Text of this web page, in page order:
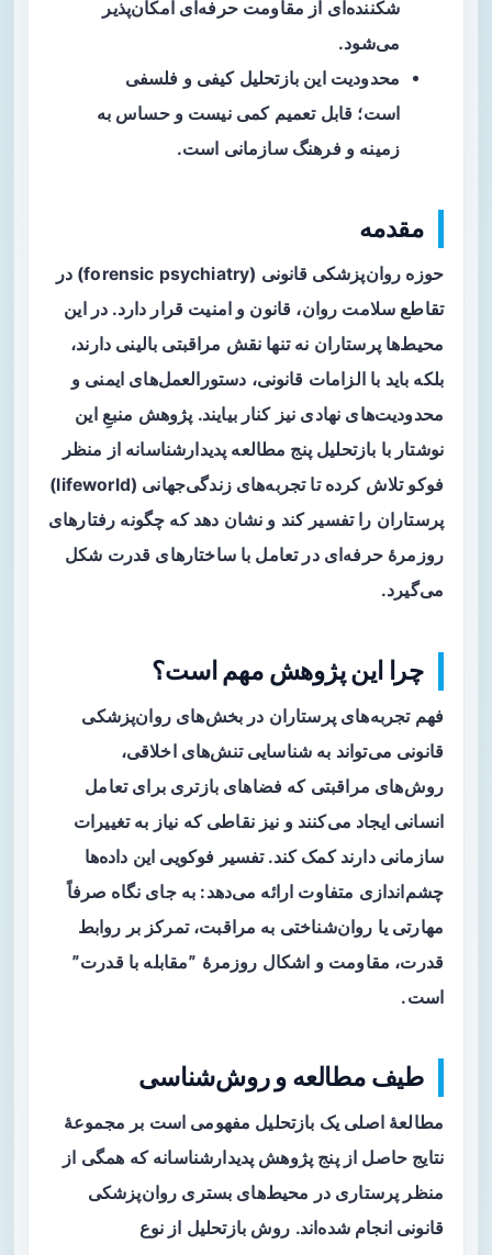
شکننده‌ای از مقاومت حرفه‌ای امکان‌پذیر
می‌شود.
محدودیت این بازتحلیل کیفی و فلسفی
است؛ قابل تعمیم کمی نیست و حساس به
زمینه و فرهنگ سازمانی است.
مقدمه
حوزه روان‌پزشکی قانونی
(forensic psychiatry) در
تقاطع سلامت روان، قانون و امنیت قرار دارد. در این
محیط‌ها پرستاران نه تنها نقش مراقبتی بالینی دارند،
بلکه باید با الزامات قانونی، دستورالعمل‌های ایمنی و
محدودیت‌های نهادی نیز کنار بیایند. پژوهش منبعِ این
نوشتار با بازتحلیل پنج مطالعه پدیدارشناسانه از منظر
فوکو تلاش کرده تا تجربه‌های زندگی‌جهانی (lifeworld)
پرستاران را تفسیر کند و نشان دهد که چگونه رفتارهای
روزمرهٔ حرفه‌ای در تعامل با ساختارهای قدرت شکل
می‌گیرد.
چرا این پژوهش مهم است؟
فهم تجربه‌های پرستاران در بخش‌های روان‌پزشکی
قانونی می‌تواند به شناسایی تنش‌های اخلاقی،
روش‌های مراقبتی که فضاهای بازتری برای تعامل
انسانی ایجاد می‌کنند و نیز نقاطی که نیاز به تغییرات
سازمانی دارند کمک کند. تفسیر فوکویی این داده‌ها
چشم‌اندازی متفاوت ارائه می‌دهد: به جای نگاه صرفاً
مهارتی یا روان‌شناختی به مراقبت، تمرکز بر روابط
قدرت، مقاومت و اشکال روزمرهٔ ˮمقابله با قدرتˮ
است.
طیف مطالعه و روش‌شناسی
مطالعهٔ اصلی یک بازتحلیل مفهومی است بر مجموعهٔ
نتایج حاصل از پنج پژوهش پدیدارشناسانه که همگی از
منظر پرستاری در محیط‌های بستری روان‌پزشکی
قانونی انجام شده‌اند. روش بازتحلیل از نوع